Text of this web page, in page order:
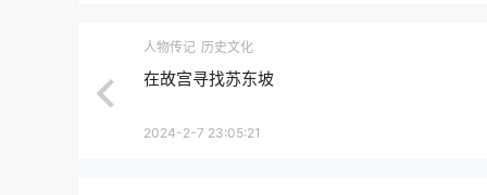
人物传记 历史文化
在故宫寻找苏东坡
2024-2-7 23:05:21